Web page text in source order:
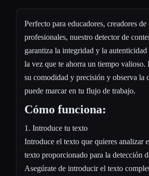
Perfecto para educadores, creadores
profesionales, nuestro detector de
garantiza la integridad y la
la vez que te ahorra un tiempo valioso.
su comodidad y precisión y observa la
puede marcar en tu flujo de trabajo.
Cómo funciona:
1. Introduce tu texto
Introduce el texto que quieres analizar
texto proporcionado para la detección
Asegúrate de introducir el texto